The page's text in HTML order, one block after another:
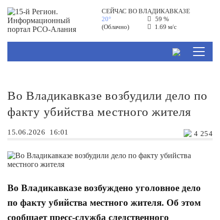
СЕЙЧАС ВОВЛАДИКАВКАЗЕ
20°
(Облачно)
59 %
1.69 м/с
Во Владикавказе возбудили дело по
факту убийства местного жителя
15.06.2026 16:01 4 254
Во Владикавказе возбуждено уголовное дело
по факту убийства местного жителя. Об этом
сообщает пресс-служба следственного